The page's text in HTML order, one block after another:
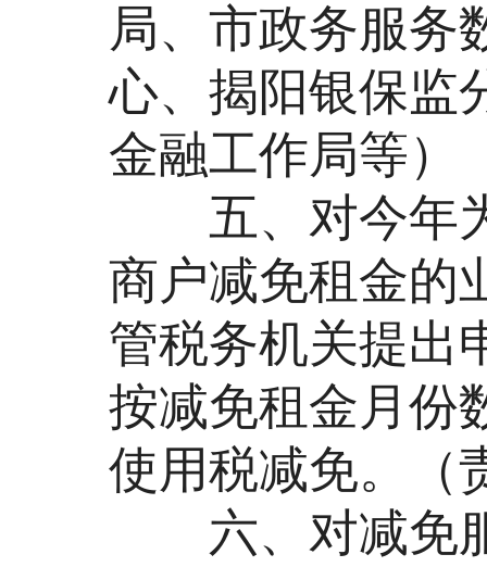
局、市政务服务
心、揭阳银保监
金融工作局等）
五、对今年为
商户减免租金的
管税务机关提出
按减免租金月份
使用税减免。（
六、对减免服